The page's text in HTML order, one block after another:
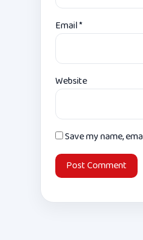
Email*
Website
Save my name,